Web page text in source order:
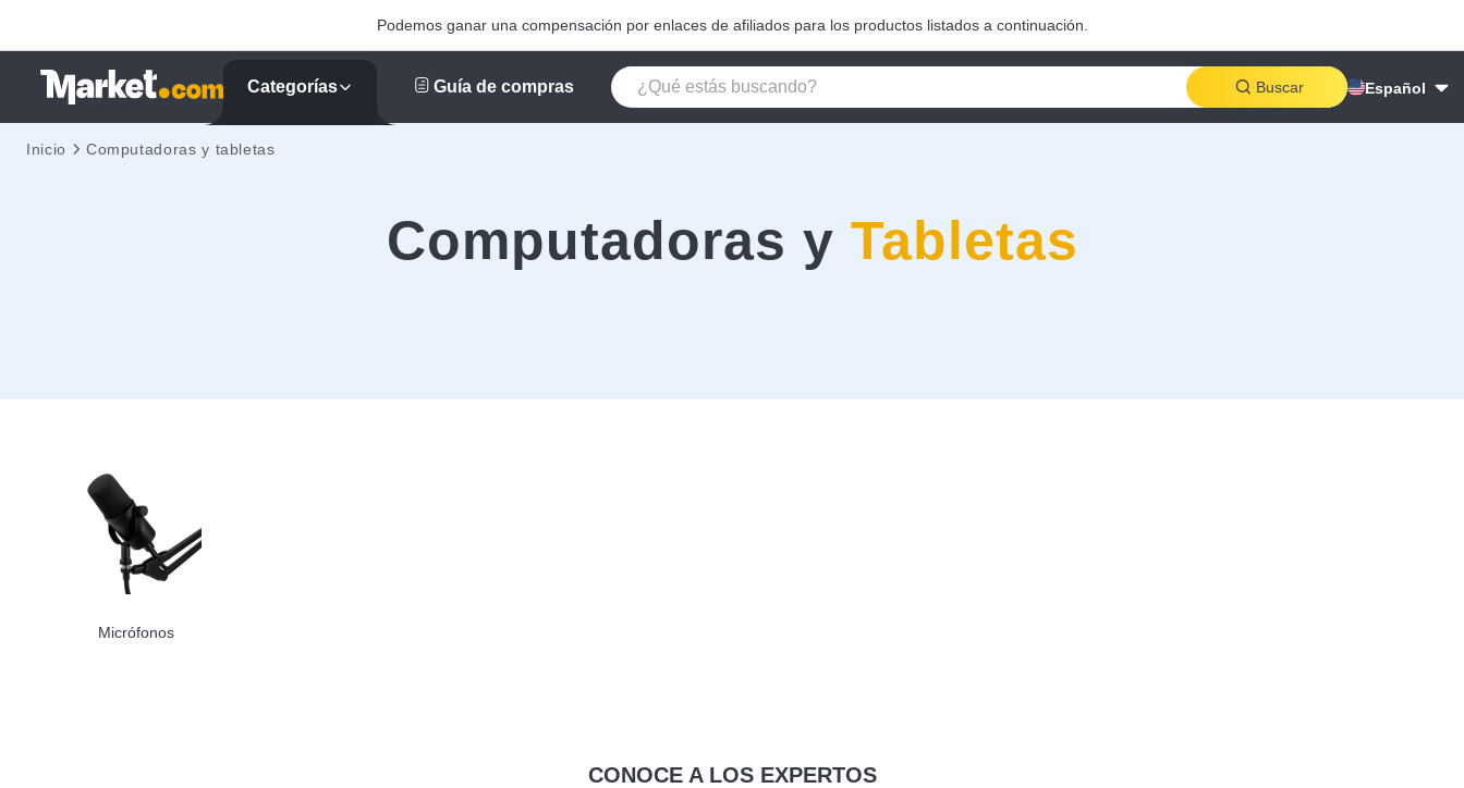
Podemos ganar una compensación por enlaces de afiliados para los productos listados a continuación.
Categorías Guía de compras Buscar Español
Inicio Computadoras y tabletas
Computadoras y Tabletas
Micrófonos
CONOCE A LOS EXPERTOS